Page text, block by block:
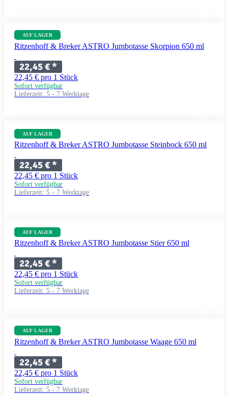
AUF LAGER
Ritzenhoff & Breker ASTRO Jumbotasse Skorpion 650 ml
22,45 €*
22,45 € pro 1 Stück
Sofort verfügbar
Lieferzeit: 5 - 7 Werktage
AUF LAGER
Ritzenhoff & Breker ASTRO Jumbotasse Steinbock 650 ml
22,45 €*
22,45 € pro 1 Stück
Sofort verfügbar
Lieferzeit: 5 - 7 Werktage
AUF LAGER
Ritzenhoff & Breker ASTRO Jumbotasse Stier 650 ml
22,45 €*
22,45 € pro 1 Stück
Sofort verfügbar
Lieferzeit: 5 - 7 Werktage
AUF LAGER
Ritzenhoff & Breker ASTRO Jumbotasse Waage 650 ml
22,45 €*
22,45 € pro 1 Stück
Sofort verfügbar
Lieferzeit: 5 - 7 Werktage